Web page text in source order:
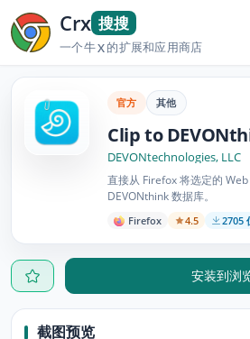
Crx 搜搜
一个牛X的扩展和应用商店
官方 其他
Clip to
DEVONtechnologies, LLC
直接从 Firefox 将选定的
DEVONthink 数据库。
Firefox 4.5 2705
安装到浏
截图预览